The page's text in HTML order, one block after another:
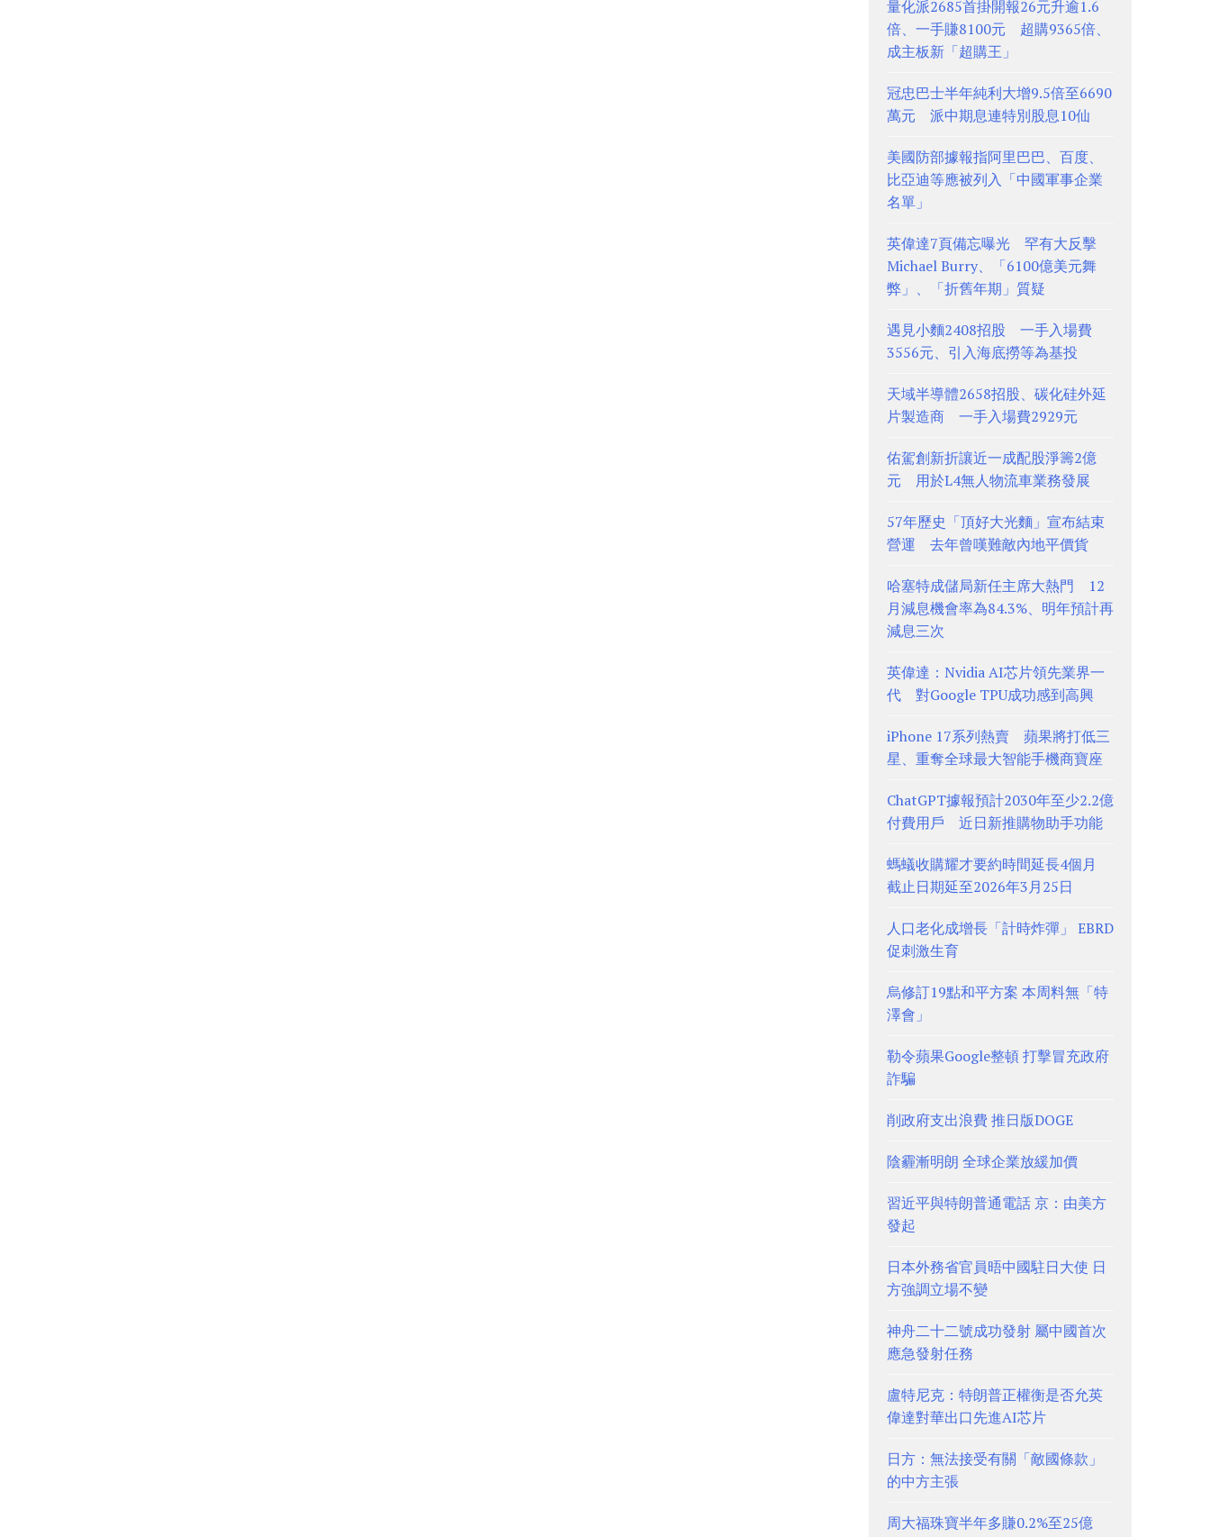
量化派2685首掛開報26元升逾1.6
倍、一手賺8100元 超購9365倍、
成主板新「超購王」
冠忠巴士半年純利大增9.5倍至6690
萬元 派中期息連特別股息10仙
美國防部據報指阿里巴巴、百度、
比亞迪等應被列入「中國軍事企業
名單」
英偉達7頁備忘曝光 罕有大反擊
Michael Burry、「6100億美元舞
弊」、「折舊年期」質疑
遇見小麵2408招股 一手入場費
3556元、引入海底撈等為基投
天域半導體2658招股、碳化硅外延
片製造商 一手入場費2929元
佑駕創新折讓近一成配股淨籌2億
元 用於L4無人物流車業務發展
57年歷史「頂好大光麵」宣布結束
營運 去年曾嘆難敵內地平價貨
哈塞特成儲局新任主席大熱門 12
月減息機會率為84.3%、明年預計再
減息三次
英偉達：Nvidia AI芯片領先業界一
代 對Google TPU成功感到高興
iPhone 17系列熱賣 蘋果將打低三
星、重奪全球最大智能手機商寶座
ChatGPT據報預計2030年至少2.2億
付費用戶 近日新推購物助手功能
螞蟻收購耀才要約時間延長4個月
截止日期延至2026年3月25日
人口老化成增長「計時炸彈」 EBRD
促刺激生育
烏修訂19點和平方案 本周料無「特
澤會」
勒令蘋果Google整頓 打擊冒充政府
詐騙
削政府支出浪費 推日版DOGE
陰霾漸明朗 全球企業放緩加價
習近平與特朗普通電話 京：由美方
發起
日本外務省官員晤中國駐日大使 日
方強調立場不變
神舟二十二號成功發射 屬中國首次
應急發射任務
盧特尼克：特朗普正權衡是否允英
偉達對華出口先進AI芯片
日方：無法接受有關「敵國條款」
的中方主張
周大福珠寶半年多賺0.2%至25億